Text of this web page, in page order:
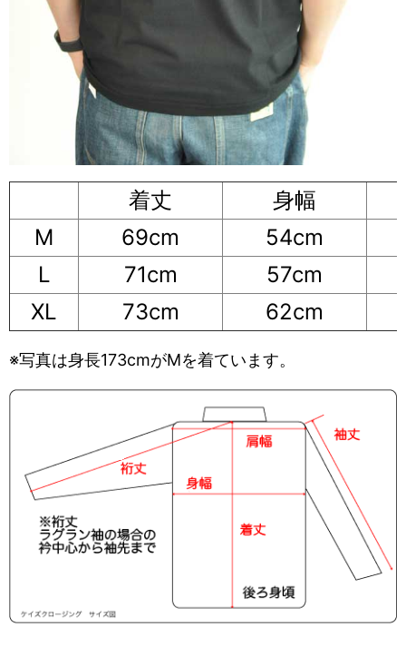
着丈
身幅
M
69cm
54cm
L
71cm
57cm
XL
73cm 62cm
※写真は身長173cmがMを着ています。